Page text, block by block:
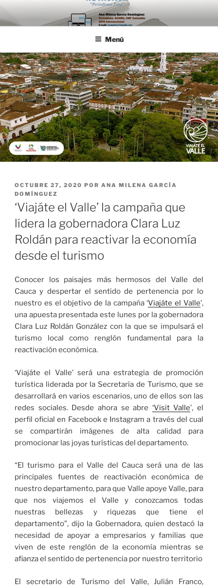
Saltar
al
contenido
Menú
PUBLICADO
EL
OCTUBRE 27, 2020 POR ANA MILENA GARCÍA
DOMÍNGUEZ
‘Viajáte el Valle’ la campaña que
lidera la gobernadora Clara Luz
Roldán para reactivar la economía
desde el turismo
Conocer los paisajes más hermosos del Valle del
Cauca y despertar el sentido de pertenencia por lo
nuestro es el objetivo de la campaña ‘Viajáte el Valle’,
una apuesta presentada este lunes por la gobernadora
Clara Luz Roldán González con la que se impulsará el
turismo local como renglón fundamental para la
reactivación económica.
‘Viajáte el Valle’ será una estrategia de promoción
turística liderada por la Secretaría de Turismo, que se
desarrollará en varios escenarios, uno de ellos son las
redes sociales. Desde ahora se abre ‘Visit Valle’, el
perfil oficial en Facebook e Instagram a través del cual
se compartirán imágenes de alta calidad para
promocionar las joyas turísticas del departamento.
“El turismo para el Valle del Cauca será una de las
principales fuentes de reactivación económica de
nuestro departamento, para que Valle apoye Valle, para
que nos viajemos el Valle y conozcamos todas
nuestras bellezas y riquezas que tiene el
departamento”, dijo la Gobernadora, quien destacó la
necesidad de apoyar a empresarios y familias que
viven de este renglón de la economía mientras se
afianza el sentido de pertenencia por nuestro territorio
El secretario de Turismo del Valle, Julián Franco,